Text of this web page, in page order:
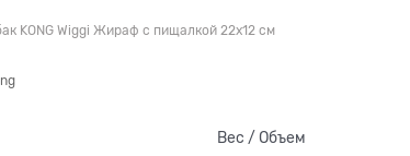
KONG Wiggi Жираф с пищалкой 22х12 см
Вес / Объем